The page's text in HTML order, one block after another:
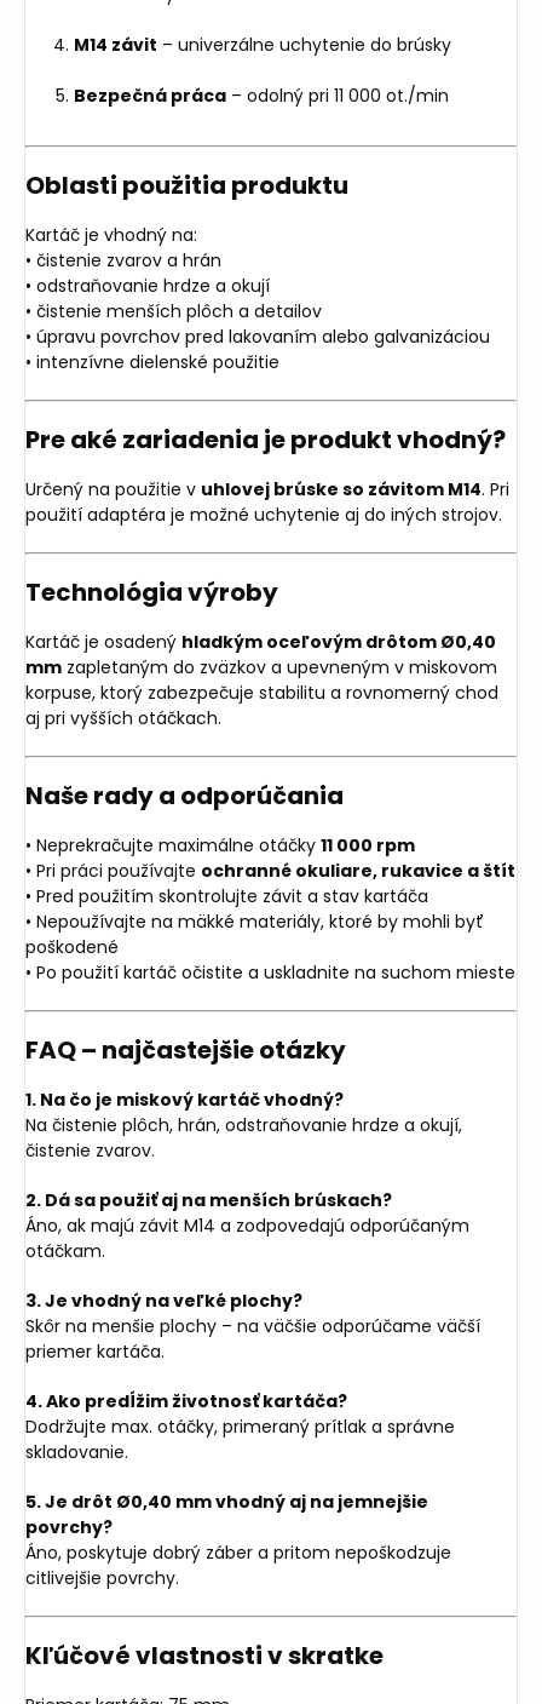
M14 závit – univerzálne uchytenie do brúsky
Bezpečná práca – odolný pri 11 000 ot./min
Oblasti použitia produktu
Kartáč je vhodný na:
• čistenie zvarov a hrán
• odstraňovanie hrdze a okují
• čistenie menších plôch a detailov
• úpravu povrchov pred lakovaním alebo galvanizáciou
• intenzívne dielenské použitie
Pre aké zariadenia je produkt vhodný?
Určený na použitie v uhlovej brúske so závitom M14. Pri
použití adaptéra je možné uchytenie aj do iných strojov.
Technológia výroby
Kartáč je osadený hladkým oceľovým drôtom Ø0,40
mm zapletaným do zväzkov a upevneným v miskovom
korpuse, ktorý zabezpečuje stabilitu a rovnomerný chod
aj pri vyšších otáčkach.
Naše rady a odporúčania
• Neprekračujte maximálne otáčky 11 000 rpm
• Pri práci používajte ochranné okuliare, rukavice a štít
• Pred použitím skontrolujte závit a stav kartáča
• Nepoužívajte na mäkké materiály, ktoré by mohli byť
poškodené
• Po použití kartáč očistite a uskladnite na suchom mieste
FAQ – najčastejšie otázky
1. Na čo je miskový kartáč vhodný?
Na čistenie plôch, hrán, odstraňovanie hrdze a okují,
čistenie zvarov.
2. Dá sa použiť aj na menších brúskach?
Áno, ak majú závit M14 a zodpovedajú odporúčaným
otáčkam.
3. Je vhodný na veľké plochy?
Skôr na menšie plochy – na väčšie odporúčame väčší
priemer kartáča.
4. Ako predĺžim životnosť kartáča?
Dodržujte max. otáčky, primeraný prítlak a správne
skladovanie.
5. Je drôt Ø0,40 mm vhodný aj na jemnejšie
povrchy?
Áno, poskytuje dobrý záber a pritom nepoškodzuje
citlivejšie povrchy.
Kľúčové vlastnosti v skratke